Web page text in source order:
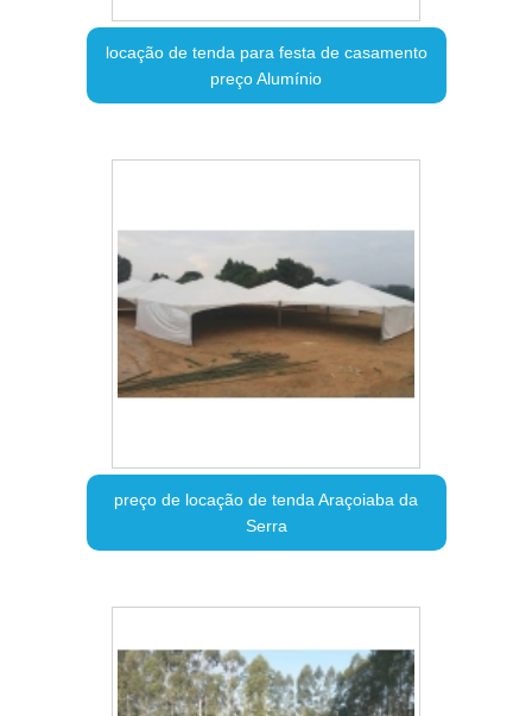
locação de tenda para festa de casamento
preço Alumínio
preço de locação de tenda Araçoiaba da
Serra